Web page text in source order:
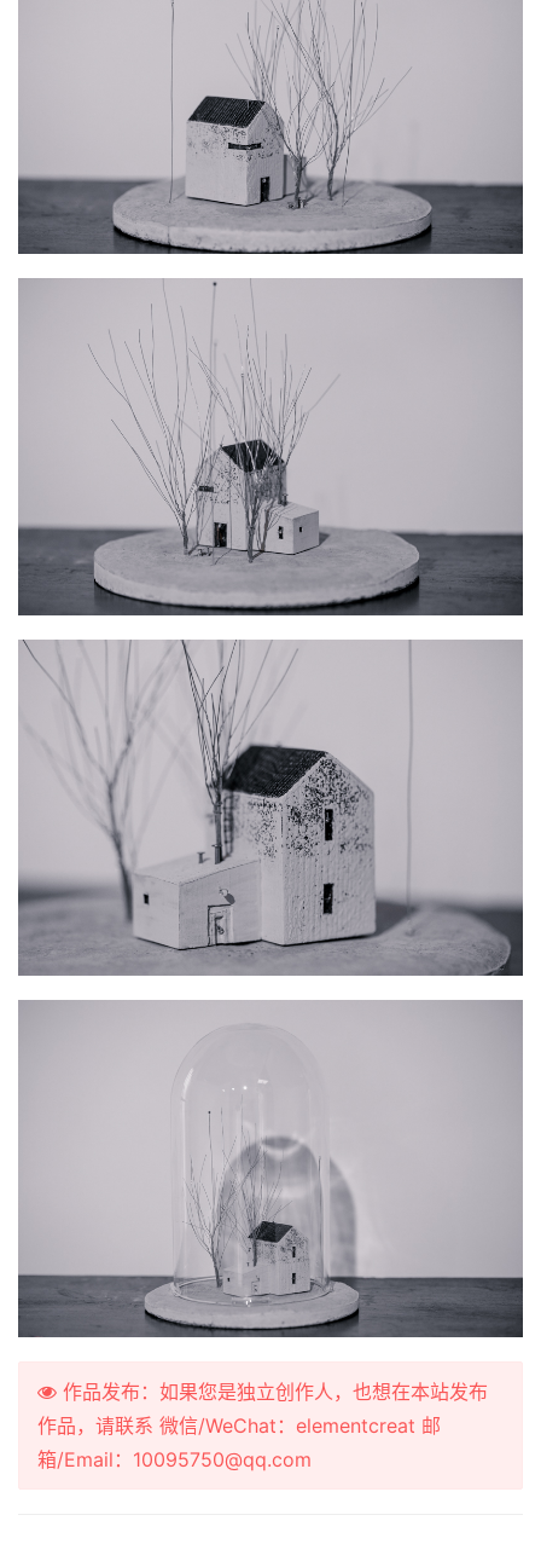
作品发布：如果您是独立创作人，也想在本站发布
作品，请联系 微信/WeChat：elementcreat 邮
箱/Email：10095750@qq.com